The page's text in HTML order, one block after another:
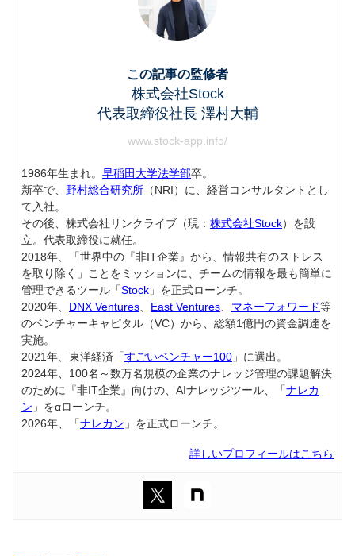
この記事の監修者
株式会社Stock
代表取締役社長 澤村大輔
www.stock-app.info/
1986年生まれ。 早稲田大学法学部卒。
新卒で、 野村総合研究所 （NRI）に、経営コンサルタントとし
て入社。
その後、株式会社リンクライブ（現： 株式会社Stock）を設
立。代表取締役に就任。
2018年、「世界中の『非IT企業』から、情報共有のストレス
を取り除く」ことをミッションに、チームの情報を最も簡単に
管理できるツール「Stock 」を正式ローンチ。
2020年、 DNX Ventures East Ventures マネーフォワード等
のベンチャーキャピタル（VC）から、総額1億円の資金調達を
実施。
2021年、東洋経済「すごいベンチャー100 」に選出。
2024年、100名～数万名規模の企業のナレッジ管理の課題解決
のために『非IT企業』向けの、AIナレッジツール、「ナレカ
ン 」をαローンチ。
2026年、「ナレカン 」を正式ローンチ。
詳しいプロフィールはこちら